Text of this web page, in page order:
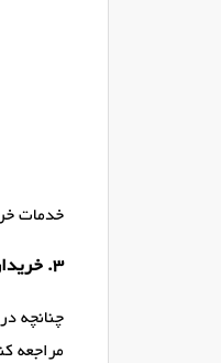
خدمات
۳. خریدار لوازم سرمایشی و گرمایشی
چنانچه
مراجعه